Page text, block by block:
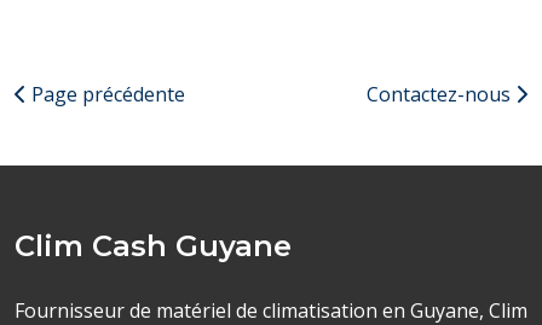
Page précédente Contactez-nous
Clim Cash Guyane
Fournisseur de matériel de climatisation en Guyane, Clim